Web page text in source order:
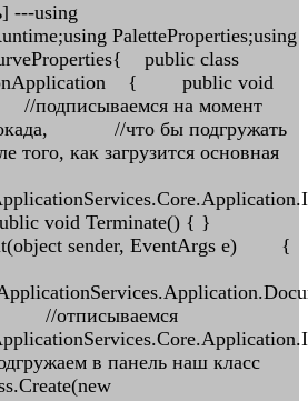
---using
PaletteProperties;using
public class
{ public void
на момент
//что бы подгружать
того, как загрузится основная
void Terminate() { }
sender, EventArgs e) {
в панель наш класс